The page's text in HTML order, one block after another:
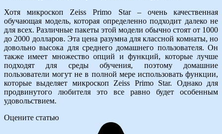
Хотя микроскоп Zeiss Primo Star – очень качественная
обучающая модель, которая определенно подходит далеко не
для всех. Различные пакеты этой модели обычно стоят от 1000
до 2000 долларов. Эта цена разумна для классной комнаты, но
довольно высока для среднего домашнего пользователя. Он
также имеет множество опций и функций, которые лучше
подходят для среды обучения, поэтому домашние
пользователи могут не в полной мере использовать функции,
которые выделяет микроскоп Zeiss Primo Star. Однако для
продвинутого любителя это все равно будет особенным
удовольствием.
Оцените статью